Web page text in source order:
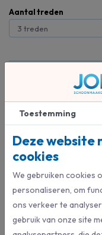
Aantal treden
Beschrijving
Hailo
frequente
Zwarte
Aluminium platform
klinkprocede.
Stabiele steekvoet.
Brede, diepe
Belastbaar tot 150 kg.
Kleur: aluminium.
Toestemming
Deze website
cookies
We gebruiken cookies
personaliseren, om
ons verkeer te
gebruik van onze site